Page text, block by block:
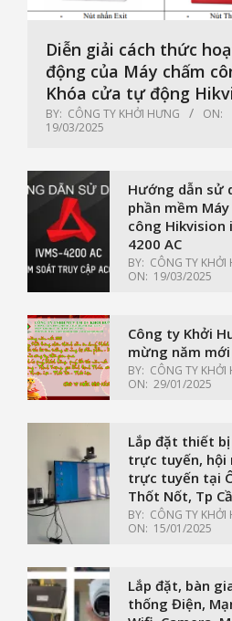
Diễn giải cách thức
động của Máy chấm
Khóa cửa tự động
BY: CÔNG TY KHỞI HƯNG
ON:
19/03/2025
Hướng dẫn sử
phần mềm
công Hikvision
4200 AC
BY: CÔNG TY KHỞI
ON: 19/03/2025
Công ty Khởi
mừng năm mới
BY: CÔNG TY KHỞI
ON: 29/01/2025
Lắp đặt thiết bị
trực tuyến, hội
trực tuyến tại
Thốt Nốt, Tp
BY: CÔNG TY KHỞI
ON: 15/01/2025
Lắp đặt, bàn
thống Điện,